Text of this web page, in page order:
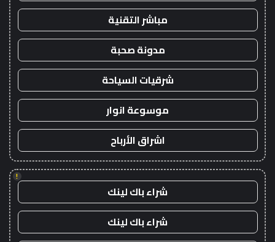
مباشر التقنية
مدونة صحبة
شرقيات السياحة
موسوعة انوار
اشراق الأرباح
!
شراء باك لينك
شراء باك لينك